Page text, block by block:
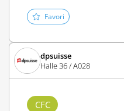
Favori
dpsuisse
Halle 36 / A028
CFC